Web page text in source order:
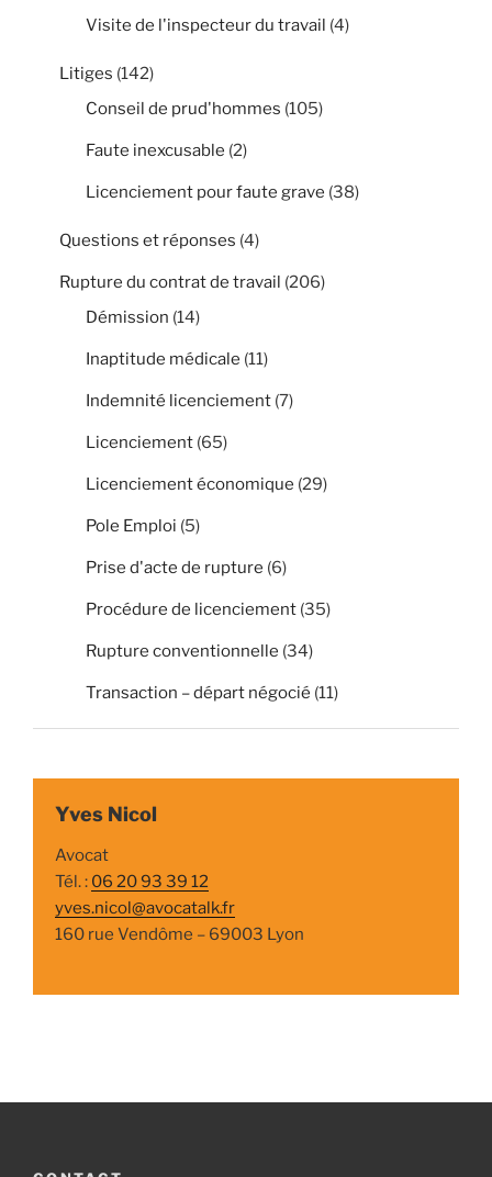
Visite de l'inspecteur du travail (4)
Litiges (142)
Conseil de prud'hommes (105)
Faute inexcusable (2)
Licenciement pour faute grave (38)
Questions et réponses (4)
Rupture du contrat de travail (206)
Démission (14)
Inaptitude médicale (11)
Indemnité licenciement (7)
Licenciement (65)
Licenciement économique (29)
Pole Emploi (5)
Prise d'acte de rupture (6)
Procédure de licenciement (35)
Rupture conventionnelle (34)
Transaction – départ négocié (11)
Yves Nicol
Avocat
Tél. : 06 20 93 39 12
yves.nicol@avocatalk.fr
160 rue Vendôme – 69003 Lyon